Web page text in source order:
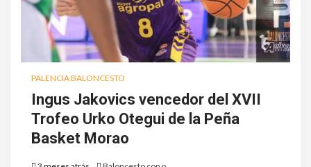
PALENCIA BALONCESTO
Ingus Jakovics vencedor del XVII
Trofeo Urko Otegui de la Peña
Basket Morao